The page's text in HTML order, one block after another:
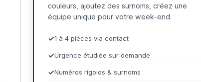
couleurs, ajoutez des surnoms, créez une
équipe unique pour votre week-end.
1 à 4 pièces via contact
Urgence étudiée sur demande
Numéros rigolos & surnoms